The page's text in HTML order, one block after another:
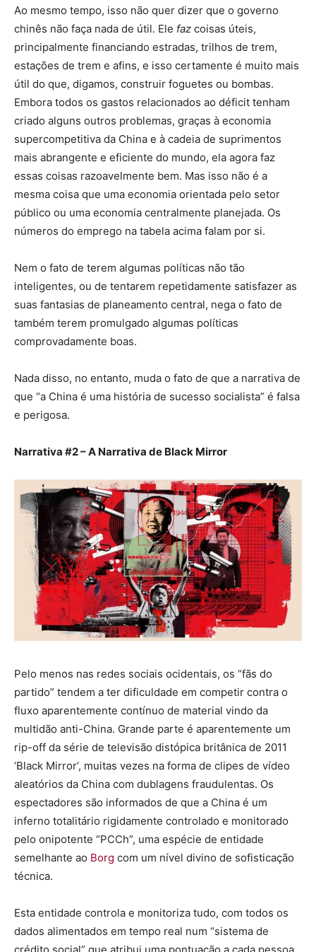
Ao mesmo tempo, isso não quer dizer que o governo
chinês não faça nada de útil. Ele faz coisas úteis,
principalmente financiando estradas, trilhos de trem,
estações de trem e afins, e isso certamente é muito mais
útil do que, digamos, construir foguetes ou bombas.
Embora todos os gastos relacionados ao déficit tenham
criado alguns outros problemas, graças à economia
supercompetitiva da China e à cadeia de suprimentos
mais abrangente e eficiente do mundo, ela agora faz
essas coisas razoavelmente bem. Mas isso não é a
mesma coisa que uma economia orientada pelo setor
público ou uma economia centralmente planejada. Os
números do emprego na tabela acima falam por si.
Nem o fato de terem algumas políticas não tão
inteligentes, ou de tentarem repetidamente satisfazer as
suas fantasias de planeamento central, nega o fato de
também terem promulgado algumas políticas
comprovadamente boas.
Nada disso, no entanto, muda o fato de que a narrativa de
que “a China é uma história de sucesso socialista” é falsa
e perigosa.
Narrativa #2 – A Narrativa de Black Mirror
Pelo menos nas redes sociais ocidentais, os “fãs do
partido” tendem a ter dificuldade em competir contra o
fluxo aparentemente contínuo de material vindo da
multidão anti-China. Grande parte é aparentemente um
rip-off da série de televisão distópica britânica de 2011
‘Black Mirror’, muitas vezes na forma de clipes de vídeo
aleatórios da China com dublagens fraudulentas. Os
espectadores são informados de que a China é um
inferno totalitário rigidamente controlado e monitorado
pelo onipotente “PCCh”, uma espécie de entidade
semelhante ao Borg com um nível divino de sofisticação
técnica.
Esta entidade controla e monitoriza tudo, com todos os
dados alimentados em tempo real num “sistema de